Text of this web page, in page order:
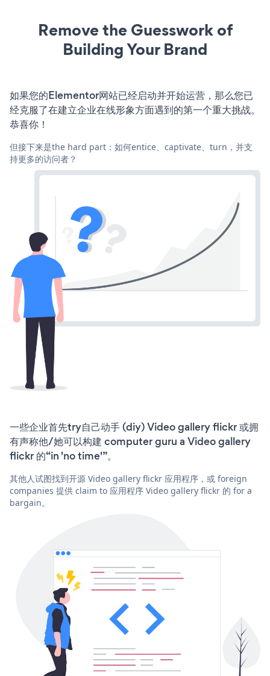
Remove the Guesswork of
Building Your Brand
如果您的Elementor网站已经启动并开始运营，那么您已
经克服了在建立企业在线形象方面遇到的第一个重大挑战。
恭喜你！
但接下来是the hard part：如何entice、captivate、turn，并支
持更多的访问者？
一些企业首先try自己动手 (diy) Video gallery flickr 或拥
有声称他/她可以构建 computer guru a Video gallery
flickr 的“in 'no time'”。
其他人试图找到开源 Video gallery flickr 应用程序，或 foreign
companies 提供 claim to 应用程序 Video gallery flickr 的 for a
bargain。